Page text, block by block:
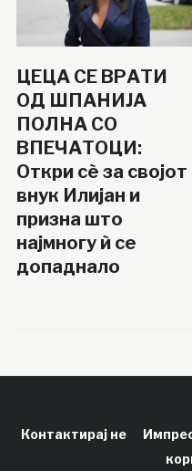
ЦЕЦА СЕ ВРАТИ
ОД ШПАНИЈА
ПОЛНА СО
ВПЕЧАТОЦИ:
Откри сè за својот
внук Илијан и
призна што
најмногу ѝ се
допаднало
Контактирај не